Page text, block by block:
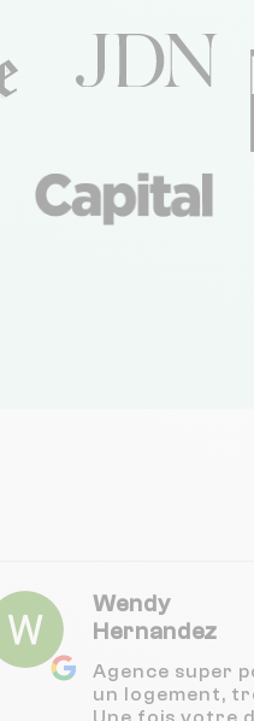
Wendy
Hernandez
Agence super
un logement,